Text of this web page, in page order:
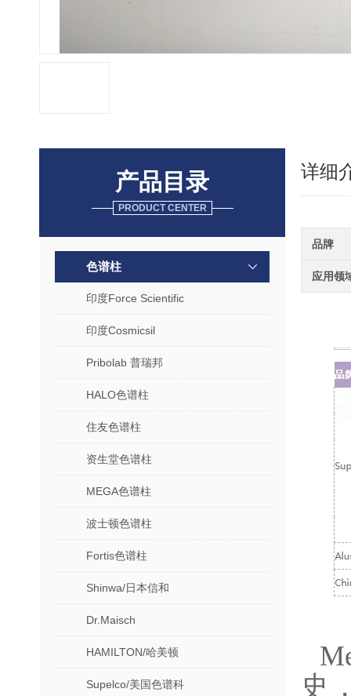
产品目录
PRODUCT CENTER
色谱柱
印度Force Scientific
印度Cosmicsil
Pribolab 普瑞邦
HALO色谱柱
住友色谱柱
资生堂色谱柱
MEGA色谱柱
波士顿色谱柱
Fortis色谱柱
Shinwa/日本信和
Dr.Maisch
HAMILTON/哈美顿
Supelco/美国色谱科
详细
品牌
应用领
史